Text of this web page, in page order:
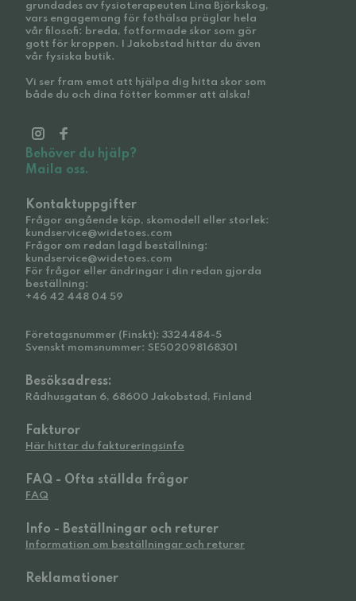
grundades av fysioterapeuten Lina Björkskog,
vars engagemang för fothälsa präglar hela
vår filosofi: breda, fotformade skor som gör
gott för kroppen. I Jakobstad hittar du även
vår fysiska butik.
Vi ser fram emot att hjälpa dig hitta skor som
både du och dina fötter kommer att älska!
Behöver du hjälp?
Maila oss.
Kontaktuppgifter
Frågor angående köp, skomodell eller storlek:
kundservice@widetoes.com
Frågor om redan lagd beställning:
kundservice@widetoes.com
För frågor eller ändringar i din redan gjorda
beställning:
+46 42 448 04 59
Företagsnummer (Finskt): 3324484-5
Svenskt momsnummer: SE502098168301
Besöksadress:
Rådhusgatan 6, 68600 Jakobstad, Finland
Fakturor
Här hittar du faktureringsinfo
FAQ - Ofta ställda frågor
FAQ
Info - Beställningar och returer
Information om beställningar och returer
Reklamationer